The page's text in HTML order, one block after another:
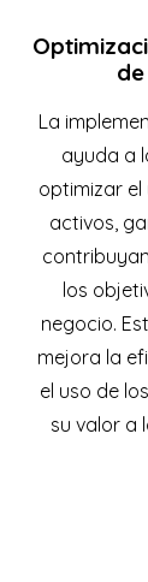
La
ayuda a
optimizar el
activos,
los
negocio.
mejora la
el uso de
su valor a